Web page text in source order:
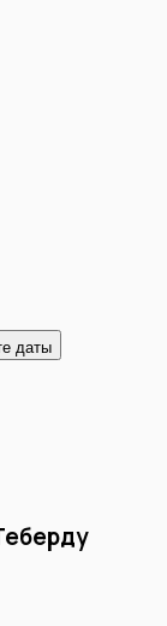
даты